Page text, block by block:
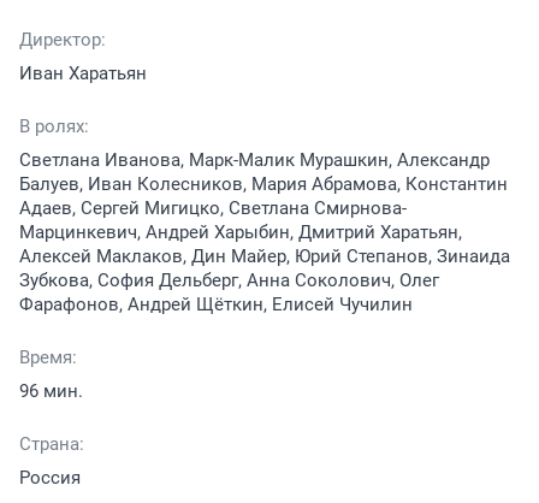
Директор:
Иван Харатьян
В ролях:
Светлана Иванова, Марк-Малик Мурашкин, Александр
Балуев, Иван Колесников, Мария Абрамова, Константин
Адаев, Сергей Мигицко, Светлана Смирнова-
Марцинкевич, Андрей Харыбин, Дмитрий Харатьян,
Алексей Маклаков, Дин Майер, Юрий Степанов, Зинаида
Зубкова, София Дельберг, Анна Соколович, Олег
Фарафонов, Андрей Щёткин, Елисей Чучилин
Время:
96 мин.
Страна:
Россия